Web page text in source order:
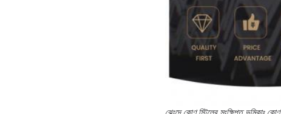
b t (সেমি)2)
3 1.13
4
1.46
3 1.43
3
4.5
3
2.11